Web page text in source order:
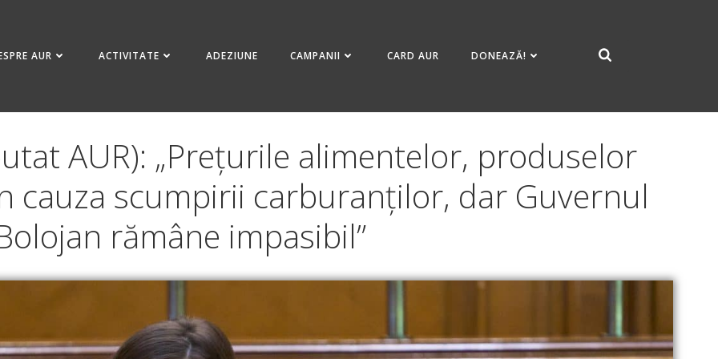
AUR ACTIVITATE ADEZIUNE CAMPANII CARD AUR DONEAZĂ!
AUR): „Prețurile alimentelor, produselor
cauza scumpirii carburanților, dar Guvernul
rămâne impasibil”